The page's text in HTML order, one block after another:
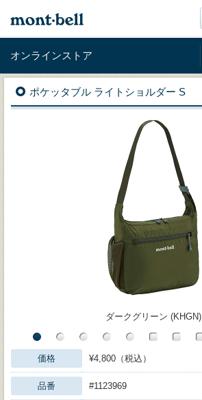
オンラインストア
ポケッタブル ライトショルダー S
ダークグリーン (KHGN)
価格 ¥4,800（税込）
品番 #1123969